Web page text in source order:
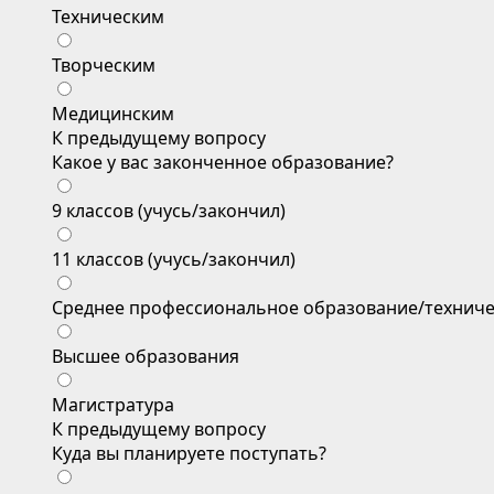
Техническим
Творческим
Медицинским
К предыдущему вопросу
Какое у вас законченное образование?
9 классов (учусь/закончил)
11 классов (учусь/закончил)
Среднее профессиональное образование/
Высшее образования
Магистратура
К предыдущему вопросу
Куда вы планируете поступать?